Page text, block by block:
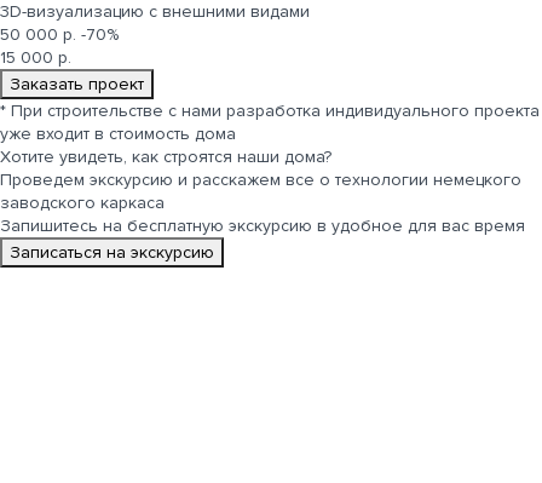
3D-визуализацию с внешними видами
50 000 р. -70%
15 000 р.
Заказать проект
* При строительстве с нами разработка индивидуального проекта
уже входит в стоимость дома
Хотите увидеть, как строятся наши дома?
Проведем экскурсию и расскажем все о технологии немецкого
заводского каркаса
Запишитесь на бесплатную экскурсию в удобное для вас время
Записаться на экскурсию